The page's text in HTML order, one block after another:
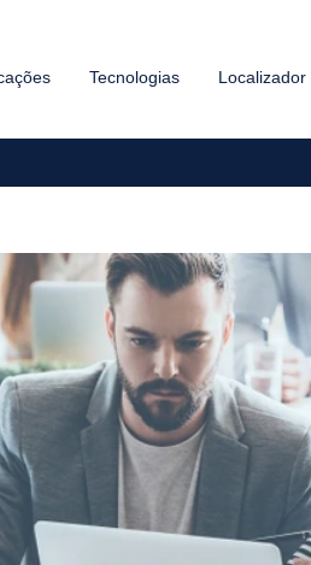
Tecnologias